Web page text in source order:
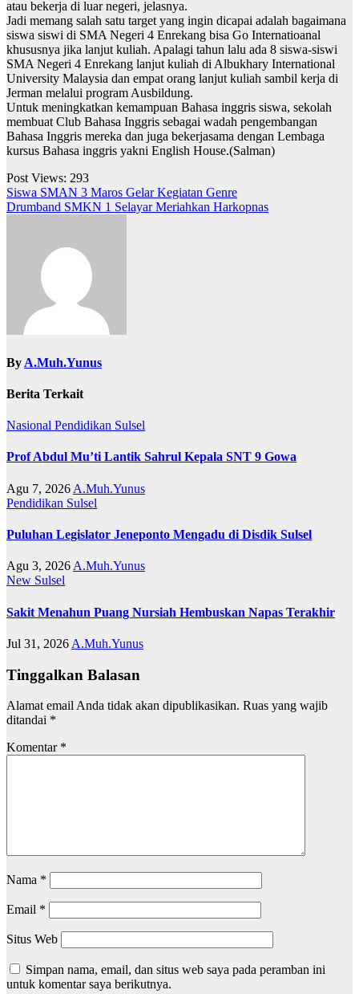
atau bekerja di luar negeri, jelasnya.
Jadi memang salah satu target yang ingin dicapai adalah bagaimana
siswa siswi di SMA Negeri 4 Enrekang bisa Go Internatioanal
khususnya jika lanjut kuliah. Apalagi tahun lalu ada 8 siswa-siswi
SMA Negeri 4 Enrekang lanjut kuliah di Albukhary International
University Malaysia dan empat orang lanjut kuliah sambil kerja di
Jerman melalui program Ausbildung.
Untuk meningkatkan kemampuan Bahasa inggris siswa, sekolah
membuat Club Bahasa Inggris sebagai wadah pengembangan
Bahasa Inggris mereka dan juga bekerjasama dengan Lembaga
kursus Bahasa inggris yakni English House.(Salman)
Post Views: 293
Navigasi
pos
Siswa SMAN 3 Maros Gelar Kegiatan Genre
Drumband SMKN 1 Selayar Meriahkan Harkopnas
By A.Muh.Yunus
Berita Terkait
Nasional Pendidikan Sulsel
Prof Abdul Mu’ti Lantik Sahrul Kepala SNT 9 Gowa
Agu 7, 2026 A.Muh.Yunus
Pendidikan Sulsel
Puluhan Legislator Jeneponto Mengadu di Disdik Sulsel
Agu 3, 2026 A.Muh.Yunus
New Sulsel
Sakit Menahun Puang Nursiah Hembuskan Napas Terakhir
Jul 31, 2026 A.Muh.Yunus
Tinggalkan Balasan
Alamat email Anda tidak akan dipublikasikan. Ruas yang wajib
ditandai *
Komentar *
Nama *
Email *
Situs Web
Simpan nama, email, dan situs web saya pada peramban ini
untuk komentar saya berikutnya.